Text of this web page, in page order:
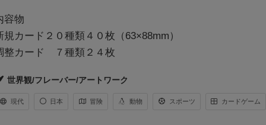
容物
規カード２０種類４０枚（63×88mm）
整カード ７種類２４枚
世界観/フレーバー/アートワーク
現代 日本 冒険 動物 スポーツ カードゲーム